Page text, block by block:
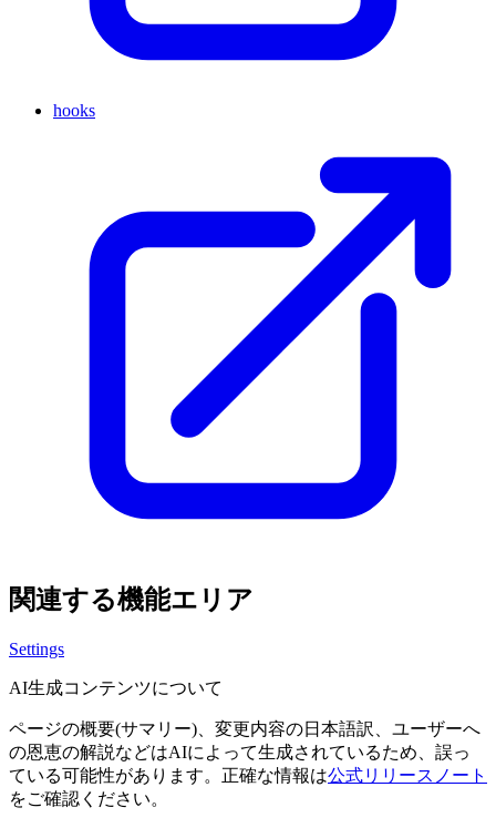
hooks
関連する機能エリア
Settings
AI生成コンテンツについて
ページの概要(サマリー)、変更内容の日本語訳、ユーザーへ
の恩恵の解説などはAIによって生成されているため、誤っ
ている可能性があります。正確な情報は公式リリースノート
をご確認ください。